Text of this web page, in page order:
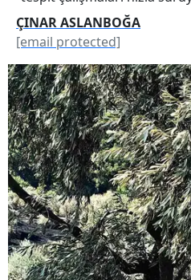
ÇINAR ASLANBOĞA
[email protected]